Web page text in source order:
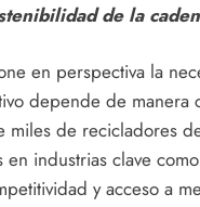
de la
en perspectiva la
depende de
de recicladores
industrias clave
y acceso a